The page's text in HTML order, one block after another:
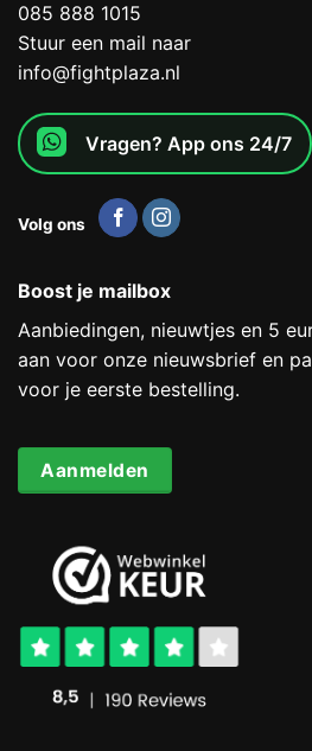
085 888 1015
Stuur een mail naar
info@fightplaza.nl
Vragen? App ons 24/7
Volg ons
Boost je mailbox
Aanbiedingen, nieuwtjes en 5
aan voor onze nieuwsbrief en
voor je eerste bestelling.
Aanmelden